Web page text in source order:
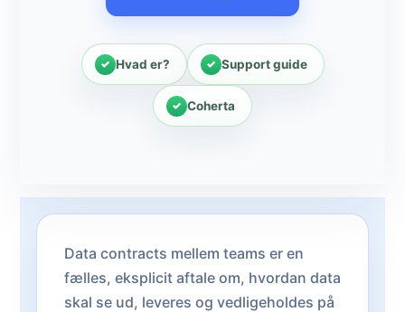
Hvad er? Support guide
Coherta
Data contracts mellem teams er en
fælles, eksplicit aftale om, hvordan data
skal se ud, leveres og vedligeholdes på